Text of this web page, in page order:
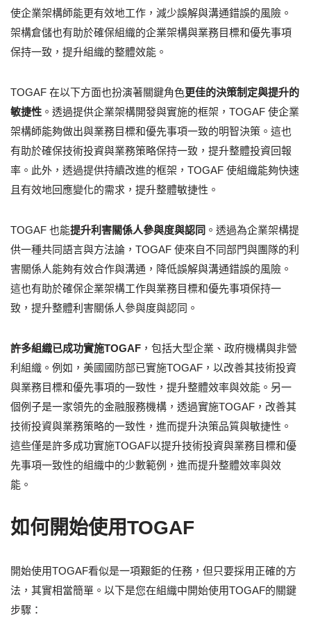
使企業架構師能更有效地工作，減少誤解與溝通錯誤的風險。
架構倉儲也有助於確保組織的企業架構與業務目標和優先事項
保持一致，提升組織的整體效能。
TOGAF 在以下方面也扮演著關鍵角色更佳的決策制定與提升的
敏捷性 。透過提供企業架構開發與實施的框架，TOGAF 使企業
架構師能夠做出與業務目標和優先事項一致的明智決策。這也
有助於確保技術投資與業務策略保持一致，提升整體投資回報
率。此外，透過提供持續改進的框架，TOGAF 使組織能夠快速
且有效地回應變化的需求，提升整體敏捷性。
TOGAF 也能提升利害關係人參與度與認同 。透過為企業架構提
供一種共同語言與方法論，TOGAF 使來自不同部門與團隊的利
害關係人能夠有效合作與溝通，降低誤解與溝通錯誤的風險。
這也有助於確保企業架構工作與業務目標和優先事項保持一
致，提升整體利害關係人參與度與認同。
許多組織已成功實施TOGAF ，包括大型企業、政府機構與非營
利組織。例如，美國國防部已實施TOGAF，以改善其技術投資
與業務目標和優先事項的一致性，提升整體效率與效能。另一
個例子是一家領先的金融服務機構，透過實施TOGAF，改善其
技術投資與業務策略的一致性，進而提升決策品質與敏捷性。
這些僅是許多成功實施TOGAF以提升技術投資與業務目標和優
先事項一致性的組織中的少數範例，進而提升整體效率與效
能。
如何開始使用TOGAF
開始使用TOGAF看似是一項艱鉅的任務，但只要採用正確的方
法，其實相當簡單。以下是您在組織中開始使用TOGAF的關鍵
步驟：